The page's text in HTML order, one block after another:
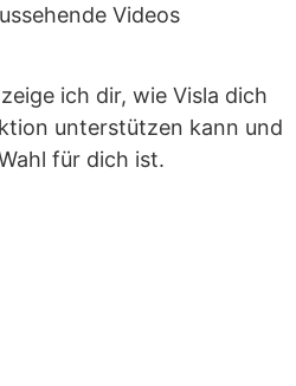
Videos
ich dir, wie Visla dich
unterstützen kann und
für dich ist.